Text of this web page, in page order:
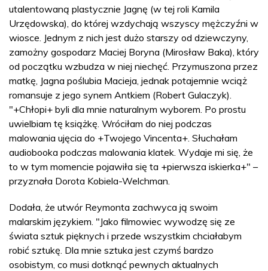
utalentowaną plastycznie Jagnę (w tej roli Kamila
Urzędowska), do której wzdychają wszyscy mężczyźni w
wiosce. Jednym z nich jest dużo starszy od dziewczyny,
zamożny gospodarz Maciej Boryna (Mirosław Baka), który
od początku wzbudza w niej niechęć. Przymuszona przez
matkę, Jagna poślubia Macieja, jednak potajemnie wciąż
romansuje z jego synem Antkiem (Robert Gulaczyk).
"+Chłopi+ byli dla mnie naturalnym wyborem. Po prostu
uwielbiam tę książkę. Wróciłam do niej podczas
malowania ujęcia do +Twojego Vincenta+. Słuchałam
audiobooka podczas malowania klatek. Wydaje mi się, że
to w tym momencie pojawiła się ta +pierwsza iskierka+" –
przyznała Dorota Kobiela-Welchman.
Dodała, że utwór Reymonta zachwyca ją swoim
malarskim językiem. "Jako filmowiec wywodzę się ze
świata sztuk pięknych i przede wszystkim chciałabym
robić sztukę. Dla mnie sztuka jest czymś bardzo
osobistym, co musi dotknąć pewnych aktualnych